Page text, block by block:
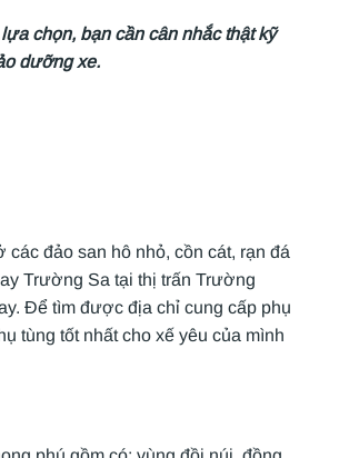
chọn, bạn cần cân nhắc thật kỹ
dưỡng xe.
đảo san hô nhỏ, cồn cát, rạn đá
Trường Sa tại thị trấn Trường
Để tìm được địa chỉ cung cấp phụ
tùng tốt nhất cho xế yêu của mình